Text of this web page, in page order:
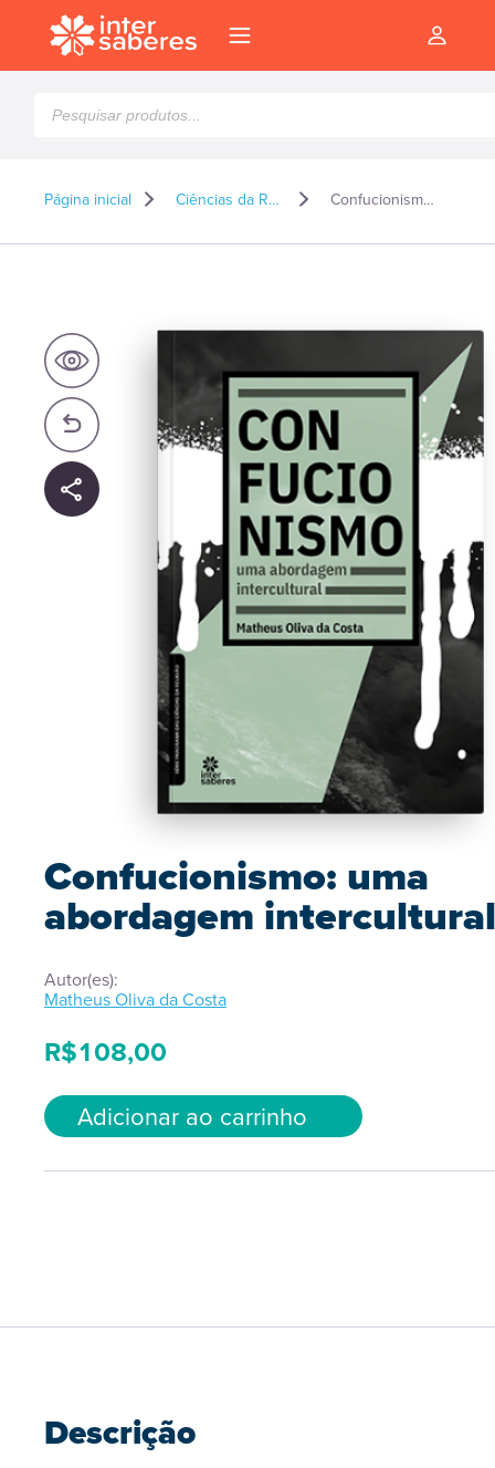
produtos
Página inicial Ciências da Religião* Confucionismo: uma abordagem intercultural
Confucionismo: uma
abordagem intercultural
Autor(es):
Matheus Oliva da Costa
R$108,00
Adicionar ao carrinho
Descrição